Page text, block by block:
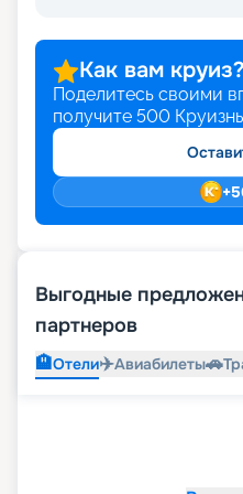
Как вам круиз?
Поделитесь своими
получите 500
+
Выгодные
партнеров
🏨Отели✈️Авиабилеты🚗